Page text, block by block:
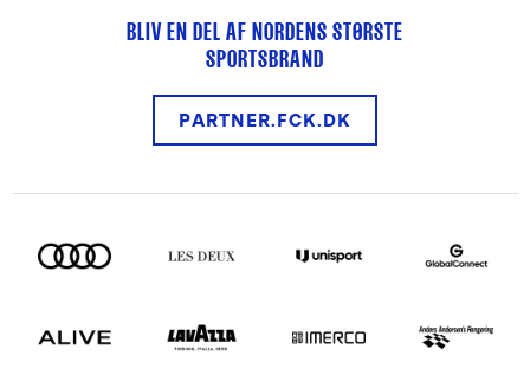
BLIV EN DEL AF NORDENS STØRSTE
SPORTSBRAND
PARTNER.FCK.DK